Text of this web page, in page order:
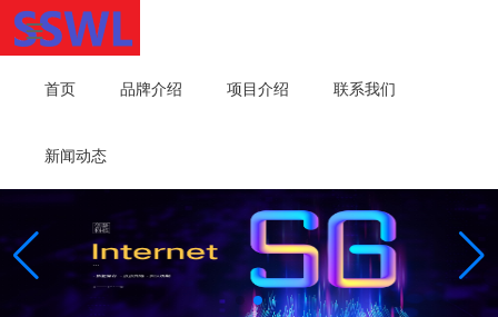
首页 品牌介绍 项目介绍 联系我们
新闻动态